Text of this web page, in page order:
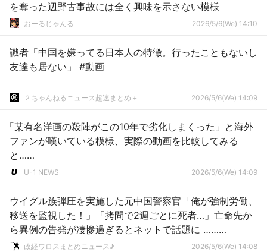
を奪った辺野古事故には全く興味を示さない模様
おーるじゃんる 2026/5/6(We) 14:10
識者「中国を嫌ってる日本人の特徴。行ったこともないし
友達も居ない」 #動画
２ちゃんねるニュース超速まとめ＋ 2026/5/6(We) 14:09
「某有名洋画の殺陣がこの10年で劣化しまくった」と海外
ファンが嘆いている模様、実際の動画を比較してみる
と……
U-1 NEWS 2026/5/6(We) 14:09
ウイグル族弾圧を実施した元中国警察官「俺が強制労働、
移送を監視した！」「拷問で2週ごとに死者…」亡命先か
ら異例の告発が凄惨過ぎるとネットで話題に ………
政経ワロスまとめニュース♪ 2026/5/6(We) 14:08